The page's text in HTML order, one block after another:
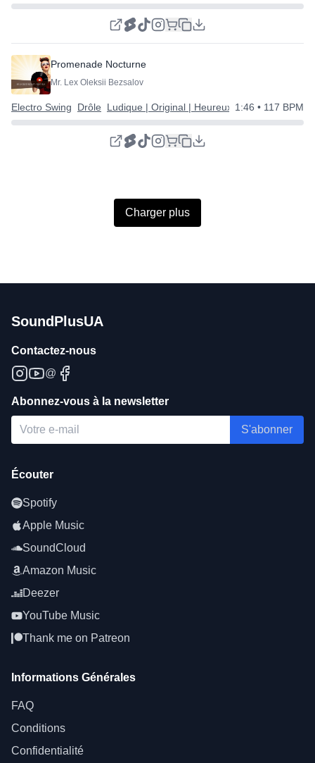
Promenade Nocturne
Mr. Lex Oleksii Bezsalov
Electro Swing Drôle Ludique | Original | Heureux 1:46 • 117 BPM
Charger plus
SoundPlusUA
Contactez-nous
@
Abonnez-vous à la newsletter
S'abonner
Écouter
Spotify
Apple Music
SoundCloud
Amazon Music
Deezer
YouTube Music
Thank me on Patreon
Informations Générales
FAQ
Conditions
Confidentialité